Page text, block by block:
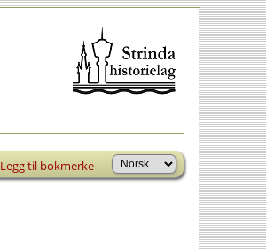
Legg til bokmerke